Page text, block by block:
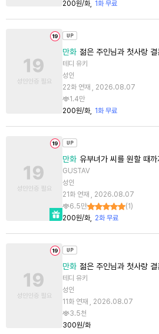
200원/화 1화 무료
만화 젊은 주인님과 첫사랑
테디 유키
성인
22화 연재 , 2026.08.07
1.4만
200원/화
1화 무료
만화 유부녀가 씨를 원할 때
GUSTAV
성인
21화 연재 , 2026.08.07
6.5만
(1 )
200원/화
2화 무료
만화 젊은 주인님과 첫사랑 결
테디 유키
성인
11화 연재 , 2026.08.07
3.5천
300원/화